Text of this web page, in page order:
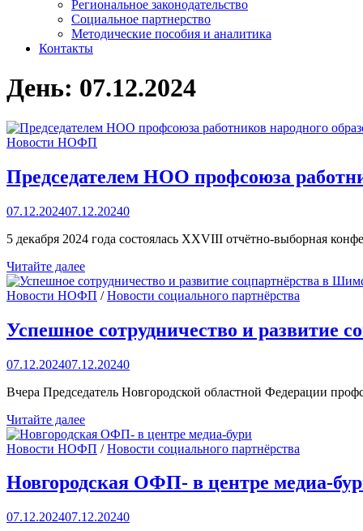
Региональное законодательство
Социальное партнерство
Методические пособия и аналитика
Контакты
День: 07.12.2024
Новости НОФП
Председателем НОО профсоюза
07.12.202407.12.20240
5 декабря 2024 года состоялась XXVIII отчётно-выборная
Председателем
НОО профсоюза
работников
образования
и
РФ
избрана
Татьяна
Фёдоровна
Читайте далее
Новости НОФП /Новости социального партнёрства
Успешное сотрудничество и развитие
07.12.202407.12.20240
Вчера Председатель Новгородской областной Федерации
Успешное
сотрудничество
и
соцпартнёрства
в
Читайте далее
Новости НОФП /Новости социального партнёрства
Новгородская ОФП- в центре медиа-
07.12.202407.12.20240